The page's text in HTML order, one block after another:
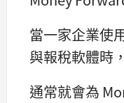
當一家企業使
與報稅軟體時，
通常就會為